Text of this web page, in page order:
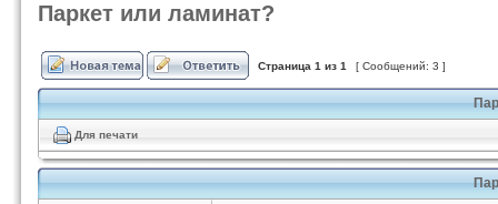
Паркет или ламинат?
Страница 1 из 1 [ Сообщений: 3 ]
Для печати